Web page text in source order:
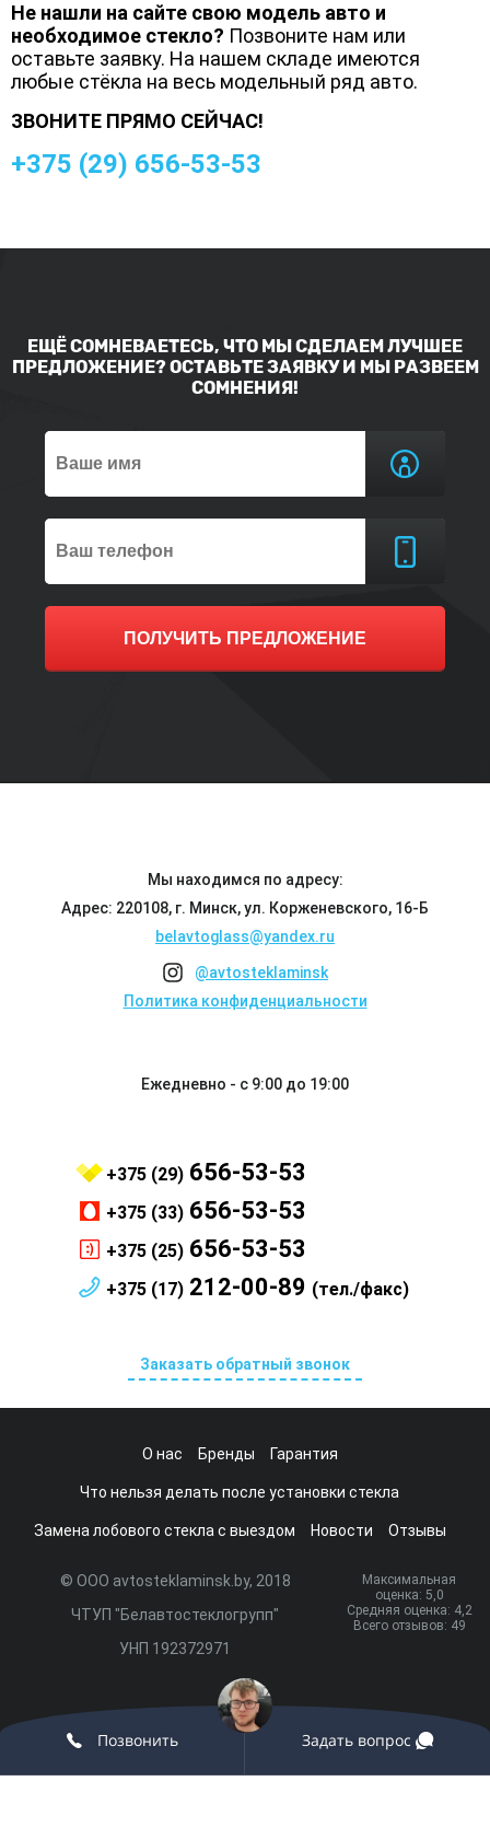
Не нашли на сайте свою модель авто и
необходимое стекло? Позвоните нам или
оставьте заявку. На нашем складе имеются
любые стёкла на весь модельный ряд авто.
ЗВОНИТЕ ПРЯМО СЕЙЧАС!
+375 (29) 656-53-53
ЕЩЁ СОМНЕВАЕТЕСЬ, ЧТО МЫ СДЕЛАЕМ ЛУЧШЕЕ
ПРЕДЛОЖЕНИЕ? ОСТАВЬТЕ ЗАЯВКУ И МЫ РАЗВЕЕМ
СОМНЕНИЯ!
ПОЛУЧИТЬ ПРЕДЛОЖЕНИЕ
Мы находимся по адресу:
Адрес: 220108, г. Минск, ул. Корженевского, 16-Б
belavtoglass@yandex.ru
@avtosteklaminsk
Политика конфиденциальности
Ежедневно - с 9:00 до 19:00
+375 (29) 656-53-53
+375 (33) 656-53-53
+375 (25) 656-53-53
+375 (17) 212-00-89 (тел./факс)
Заказать обратный звонок
О нас Бренды Гарантия
Что нельзя делать после установки стекла
Замена лобового стекла с выездом Новости Отзывы
© ООО avtosteklaminsk.by, 2018
ЧТУП "Белавтостеклогрупп"
УНП 192372971
Максимальная
оценка: 5,0
Средняя оценка: 4,2
Всего отзывов: 49
Разработка сайта и продвижение:onix.by
Позвонить Задать вопрос